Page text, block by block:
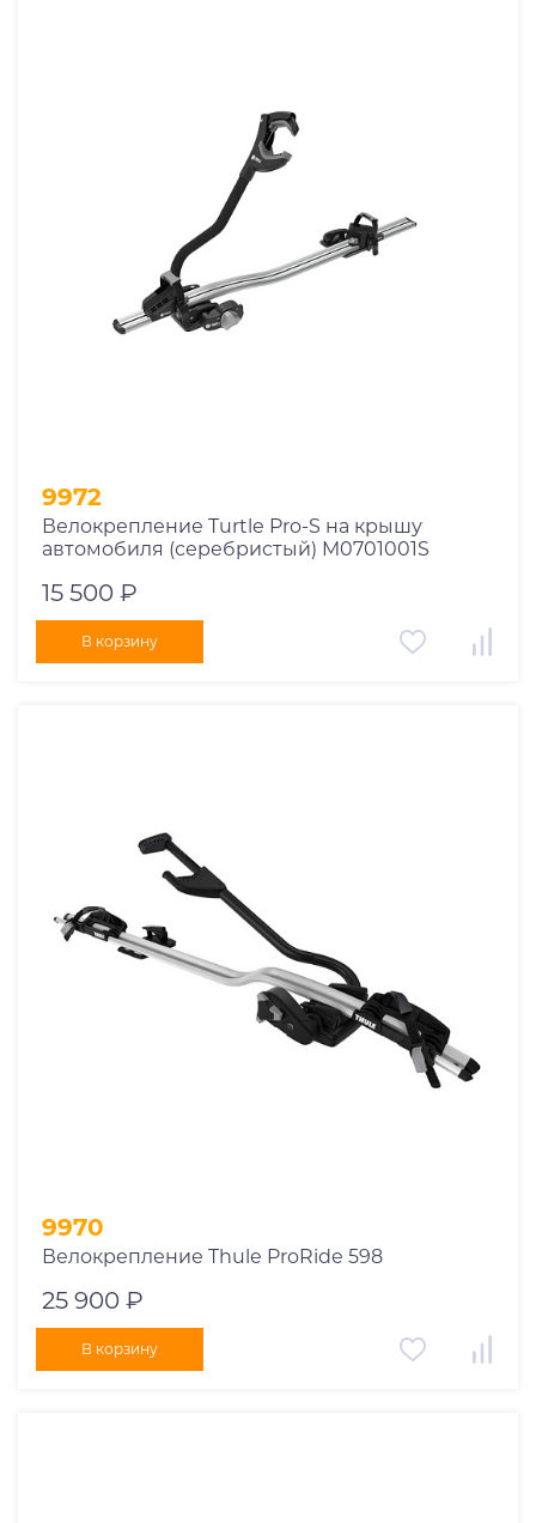
9972
Велокрепление Turtle Pro-S на крышу
автомобиля (серебристый) M0701001S
15 500 ₽
В корзину
9970
Велокрепление Thule ProRide 598
25 900 ₽
В корзину